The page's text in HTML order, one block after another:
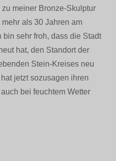
meiner Bronze-Skulptur
mehr als 30 Jahren am
bin sehr froh, dass die Stadt
hat, den Standort der
Stein-Kreises neu
jetzt sozusagen ihren
bei feuchtem Wetter